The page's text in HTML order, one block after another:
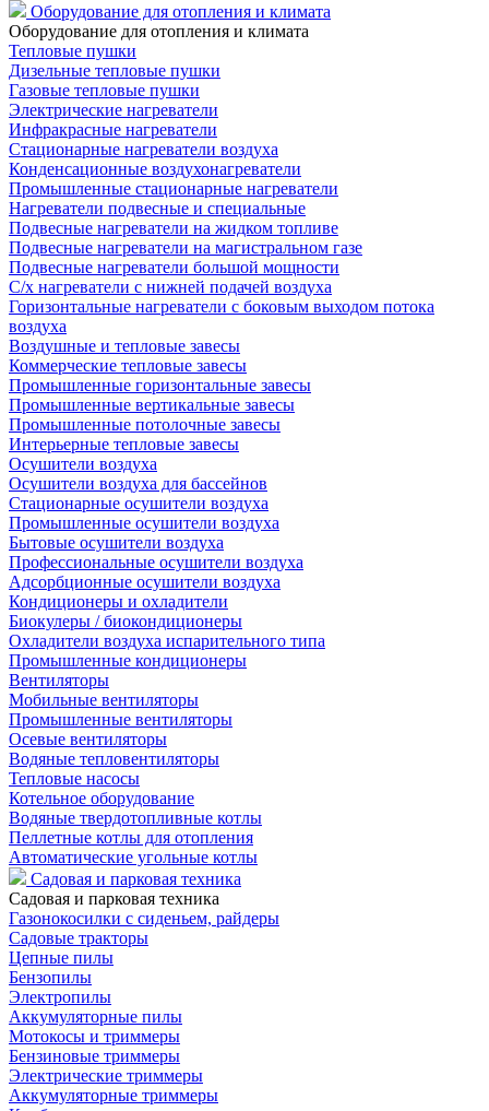
Оборудование для отопления и климата
Оборудование для отопления и климата
Тепловые пушки
Дизельные тепловые пушки
Газовые тепловые пушки
Электрические нагреватели
Инфракрасные нагреватели
Стационарные нагреватели воздуха
Конденсационные воздухонагреватели
Промышленные стационарные нагреватели
Нагреватели подвесные и специальные
Подвесные нагреватели на жидком топливе
Подвесные нагреватели на магистральном газе
Подвесные нагреватели большой мощности
С/х нагреватели с нижней подачей воздуха
Горизонтальные нагреватели с боковым выходом потока
воздуха
Воздушные и тепловые завесы
Коммерческие тепловые завесы
Промышленные горизонтальные завесы
Промышленные вертикальные завесы
Промышленные потолочные завесы
Интерьерные тепловые завесы
Осушители воздуха
Осушители воздуха для бассейнов
Стационарные осушители воздуха
Промышленные осушители воздуха
Бытовые осушители воздуха
Профессиональные осушители воздуха
Адсорбционные осушители воздуха
Кондиционеры и охладители
Биокулеры / биокондиционеры
Охладители воздуха испарительного типа
Промышленные кондиционеры
Вентиляторы
Мобильные вентиляторы
Промышленные вентиляторы
Осевые вентиляторы
Водяные тепловентиляторы
Тепловые насосы
Котельное оборудование
Водяные твердотопливные котлы
Пеллетные котлы для отопления
Автоматические угольные котлы
Садовая и парковая техника
Садовая и парковая техника
Газонокосилки с сиденьем, райдеры
Садовые тракторы
Цепные пилы
Бензопилы
Электропилы
Аккумуляторные пилы
Мотокосы и триммеры
Бензиновые триммеры
Электрические триммеры
Аккумуляторные триммеры